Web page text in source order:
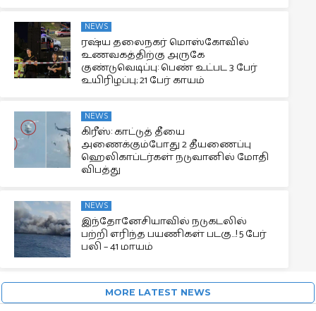
NEWS
ரஷ்ய தலைநகர் மொஸ்கோவில்
உணவகத்திற்கு அருகே
குண்டுவெடிப்பு: பெண் உட்பட 3 பேர்
உயிரிழப்பு; 21 பேர் காயம்
NEWS
கிரீஸ்: காட்டுத் தீயை
அணைக்கும்போது 2 தீயணைப்பு
ஹெலிகாப்டர்கள் நடுவானில் மோதி
விபத்து
NEWS
இந்தோனேசியாவில் நடுகடலில்
பற்றி எரிந்த பயணிகள் படகு…! 5 பேர்
பலி – 41 மாயம்
MORE LATEST NEWS